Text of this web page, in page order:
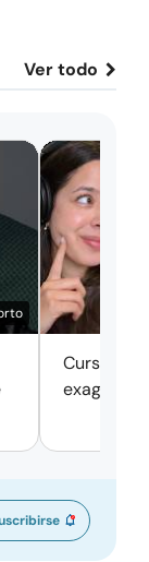
Ver todo
Cursos